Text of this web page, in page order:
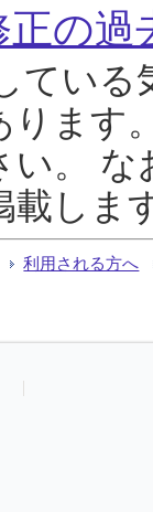
正の過
ている
ります
い。 な
しま
利用される方へ